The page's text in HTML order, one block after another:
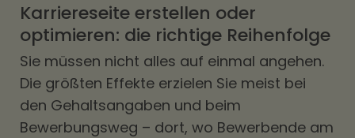
Karriereseite erstellen oder
optimieren: die richtige Reihenfolge
Sie müssen nicht alles auf einmal angehen.
Die größten Effekte erzielen Sie meist bei
den Gehaltsangaben und beim
Bewerbungsweg – dort, wo Bewerbende am